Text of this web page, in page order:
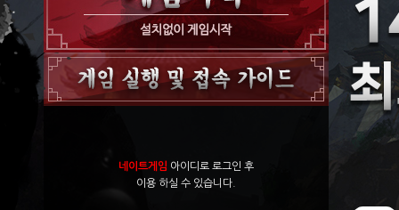
네이트게임 아이디로 로그인 후
이용 하실 수 있습니다.